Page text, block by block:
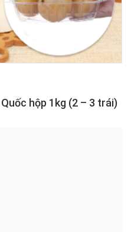
hộp 1kg (2 – 3 trái)